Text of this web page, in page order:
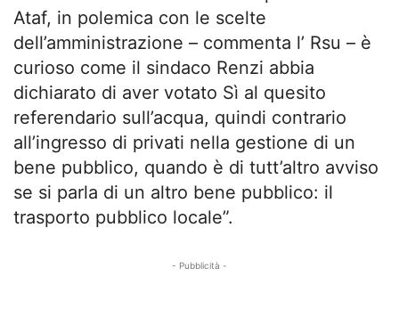
Ataf, in polemica con le scelte
dell’amministrazione – commenta l’ Rsu – è
curioso come il sindaco Renzi abbia
dichiarato di aver votato Sì al quesito
referendario sull’acqua, quindi contrario
all’ingresso di privati nella gestione di un
bene pubblico, quando è di tutt’altro avviso
se si parla di un altro bene pubblico: il
trasporto pubblico locale”.
- Pubblicità -